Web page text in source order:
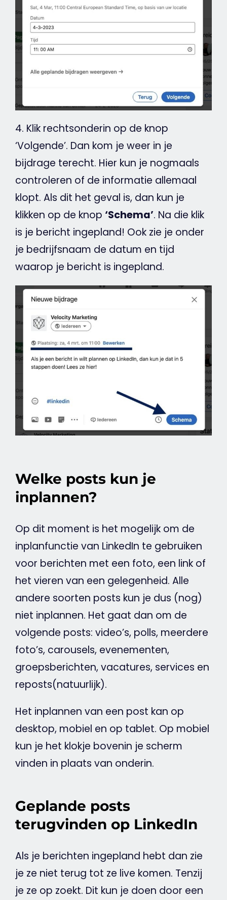
4. Klik rechtsonderin op de knop
‘Volgende’. Dan kom je weer in je
bijdrage terecht. Hier kun je nogmaals
controleren of de informatie allemaal
klopt. Als dit het geval is, dan kun je
klikken op de knop ‘Schema’. Na die klik
is je bericht ingepland! Ook zie je onder
je bedrijfsnaam de datum en tijd
waarop je bericht is ingepland.
Welke posts kun je
inplannen?
Op dit moment is het mogelijk om de
inplanfunctie van LinkedIn te gebruiken
voor berichten met een foto, een link of
het vieren van een gelegenheid. Alle
andere soorten posts kun je dus (nog)
niet inplannen. Het gaat dan om de
volgende posts: video’s, polls, meerdere
foto’s, carousels, evenementen,
groepsberichten, vacatures, services en
reposts(natuurlijk).
Het inplannen van een post kan op
desktop, mobiel en op tablet. Op mobiel
kun je het klokje bovenin je scherm
vinden in plaats van onderin.
Geplande posts
terugvinden op LinkedIn
Als je berichten ingepland hebt dan zie
je ze niet terug tot ze live komen. Tenzij
je ze op zoekt. Dit kun je doen door een